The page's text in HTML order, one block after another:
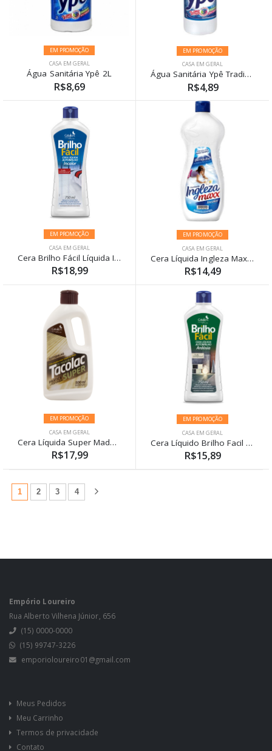
EM PROMOÇÃO
CASA EM GERAL
Água Sanitária Ypê 2L
R$8,69
EM PROMOÇÃO
CASA EM GERAL
Água Sanitária Ypê Tradicional 1L
R$4,89
EM PROMOÇÃO
CASA EM GERAL
Cera Brilho Fácil Líquida Incolor 750ml
R$18,99
EM PROMOÇÃO
CASA EM GERAL
Cera Líquida Ingleza Maxx Incolor 750ml
R$14,49
EM PROMOÇÃO
CASA EM GERAL
Cera Líquida Super Madeira Tacolac 500ml
R$17,99
EM PROMOÇÃO
CASA EM GERAL
Cera Líquido Brilho Facil Ardosia 750ml
R$15,89
1(atual)
2 3 4
Empório Loureiro
Rua Alberto Vilhena Júnior, 656
(15) 0000-0000
(15) 99747-3226
emporioloureiro01@gmail.com
Meus Pedidos
Meu Carrinho
Termos de privacidade
Contato